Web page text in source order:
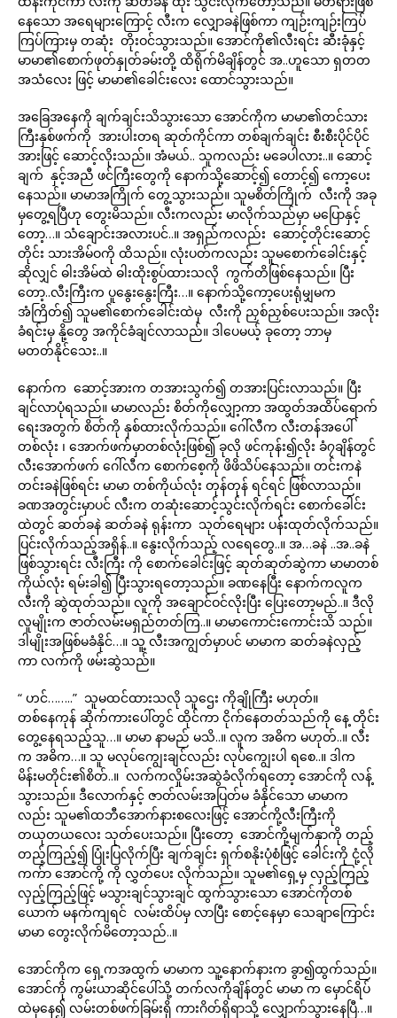
နေသော အရေများကြောင့် လီးက လျှောခနဲဖြစ်ကာ ကျဉ်းကျဉ်းကြပ်
ကြပ်ကြားမှ တဆုံး တိုးဝင်သွားသည်။ အောင်ကို၏လီးရင်း ဆီးခုံနှင့်
မာမာ၏စောက်ဖုတ်နှုတ်ခမ်းတို့ ထိရိုက်မိချိန်တွင် အ..ဟူသော ရှတတ
အသံလေး ဖြင့် မာမာ၏ခေါင်းလေး ထောင်သွားသည်။
အခြေအနေကို ချက်ချင်းသိသွားသော အောင်ကိုက မာမာ၏တင်သား
ကြီးနှစ်ဖက်ကို အားပါးတရ ဆုတ်ကိုင်ကာ တစ်ချက်ချင်း စီးစီးပိုင်ပိုင်
အားဖြင့် ဆောင့်လိုးသည်။ အံမယ်.. သူကလည်း မခေပါလား..။ ဆောင့်
ချက် နှင့်အညီ ဖင်ကြီးတွေကို နောက်သို့ဆောင့်၍ တောင့်၍ ကော့ပေး
နေသည်။ မာမာအကြိုက် တွေ့သွားသည်။ သူမစိတ်ကြိုက် လီးကို အခု
မှတွေ့ရပြီဟု တွေးမိသည်။ လီးကလည်း မာလိုက်သည်မှာ မပြောနှင့်
တော့…။ သံချောင်းအလားပင်..။ အရှည်ကလည်း ဆောင့်တိုင်းဆောင့်
တိုင်း သားအိမ်ဝကို ထိသည်။ လုံးပတ်ကလည်း သူမစောက်ခေါင်းနှင့်
ဆိုလျှင် ဓါးအိမ်ထဲ ဓါးထိုးစွပ်ထားသလို ကွက်တိဖြစ်နေသည်။ ပြီး
တော့..လီးကြီးက ပူနွေးနွေးကြီး…။ နောက်သို့ကော့ပေးရုံမျှမက
အံကြိတ်၍ သူမ၏စောက်ခေါင်းထဲမှ လီးကို ညှစ်ညှစ်ပေးသည်။ အလိုး
ခံရင်းမှ နို့တွေ အကိုင်ခံချင်လာသည်။ ဒါပေမယ့် ခုတော့ ဘာမှ
မတတ်နိုင်သေး..။
နောက်က ဆောင့်အားက တအားသွက်၍ တအားပြင်းလာသည်။ ပြီး
ချင်လာပုံရသည်။ မာမာလည်း စိတ်ကိုလျှော့ကာ အထွတ်အထိပ်ရောက်
ရေးအတွက် စိတ်ကို နှစ်ထားလိုက်သည်။ ဂေါ်လီက လီးတန်အပေါ်
တစ်လုံး ၊ အောက်ဖက်မှာတစ်လုံးဖြစ်၍ ခုလို ဖင်ကုန်း၍လိုး ခံ၇ချိန်တွင်
လီးအောက်ဖက် ဂေါ်လီက စောက်စေ့ကို ဖိဖိသိပ်နေသည်။ တင်းကနဲ
တင်းခနဲဖြစ်ရင်း မာမာ တစ်ကိုယ်လုံး တုန်တုန် ရင်ရင် ဖြစ်လာသည်။
ခဏအတွင်းမှာပင် လီးက တဆုံးဆောင့်သွင်းလိုက်ရင်း စောက်ခေါင်း
ထဲတွင် ဆတ်ခနဲ ဆတ်ခနဲ ရုန်းကာ သုတ်ရေများ ပန်းထုတ်လိုက်သည်။
ပြင်းလိုက်သည့်အရှိန်..။ နွေးလိုက်သည့် လရေတွေ..။ အ…ခနဲ ..အ..ခနဲ
ဖြစ်သွားရင်း လီးကြီး ကို စောက်ခေါင်းဖြင့် ဆုတ်ဆုတ်ဆွဲကာ မာမာတစ်
ကိုယ်လုံး ရမ်းခါ၍ ပြီးသွားရတော့သည်။ ခဏနေပြီး နောက်ကလူက
လီးကို ဆွဲထုတ်သည်။ လူကို အချောင်ဝင်လိုးပြီး ပြေးတော့မည်..။ ဒီလို
လူမျိုးက ဇာတ်လမ်းမရှည်တတ်ကြ..။ မာမာကောင်းကောင်းသိ သည်။
ဒါမျိုးအဖြစ်မခံနိုင်…။ သူ့ လီးအကျွတ်မှာပင် မာမာက ဆတ်ခနဲလှည့်
ကာ လက်ကို ဖမ်းဆွဲသည်။
“ ဟင်……..” သူမထင်ထားသလို သူဌေး ကိုချိုကြီး မဟုတ်။
တစ်နေကုန် ဆိုက်ကားပေါ်တွင် ထိုင်ကာ ငိုက်နေတတ်သည်ကို နေ့ တိုင်း
တွေ့နေရသည့်သူ…။ မာမာ နာမည် မသိ..။ လူက အဓိက မဟုတ်..။ လီး
က အဓိက…။ သူ မလုပ်ကျွေးချင်လည်း လုပ်ကျွေးပါ ရစေ..။ ဒါက
မိန်းမတိုင်း၏စိတ်..။ လက်ကလှိုမ်းအဆွဲခံလိုက်ရတော့ အောင်ကို လန့်
သွားသည်။ ဒီလောက်နှင့် ဇာတ်လမ်းအပြတ်မ ခံနိုင်သော မာမာက
လည်း သူမ၏ထဘီအောက်နားစလေးဖြင့် အောင်ကို့လီးကြီးကို
တယုတယလေး သုတ်ပေးသည်။ ပြီးတော့ အောင်ကို့မျက်နှာကို တည့်
တည့်ကြည့်၍ ပြုံးပြလိုက်ပြီး ချက်ချင်း ရှက်စနိုးပုံစံဖြင့် ခေါင်းကို ငုံ့လို
ကက်ာ အောင်ကို့ ကို လွှတ်ပေး လိုက်သည်။ သူမ၏ရှေ့မှ လှည့်ကြည့်
လှည့်ကြည့်ဖြင့် မသွားချင်သွားချင် ထွက်သွားသော အောင်ကိုတစ်
ယောက် မနက်ကျရင် လမ်းထိပ်မှ လာပြီး စောင့်နေမှာ သေချာကြောင်း
မာမာ တွေးလိုက်မိတော့သည်..။
အောင်ကိုက ရှေ့ကအထွက် မာမာက သူ့နောက်နားက ခွာ၍ထွက်သည်။
အောင်ကို ကွမ်းယာဆိုင်ပေါ်သို့ တက်လကိုချိန်တွင် မာမာ က မှောင်ရိပ်
ထဲမှနေ၍ လမ်းတစ်ဖက်ခြမ်းရှိ ကားဂိတ်ရှိရာသို့ လျှောက်သွားနေပြီ…။